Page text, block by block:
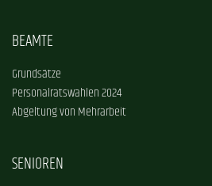
BEAMTE
Grundsätze
Personalratswahlen 2024
Abgeltung von Mehrarbeit
SENIOREN